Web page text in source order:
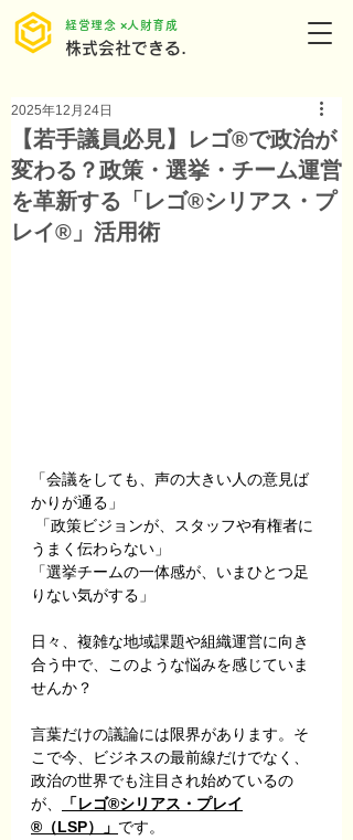
株式会社できる.
​経営理念 ×人財育成
【若手議員必見】レゴ®で政治が
変わる？政策・選挙・チーム運営
を革新する「レゴ®シリアス・プ
レイ®」活用術
2025年12月24日
「会議をしても、声の大きい人の意見ば
かりが通る」
うまく伝わらない」
「選挙チームの一体感が、いまひとつ足
りない気がする」
日々、複雑な地域課題や組織運営に向き
合う中で、このような悩みを感じていま
せんか？
言葉だけの議論には限界があります。そ
こで今、ビジネスの最前線だけでなく、
政治の世界でも注目され始めているの
が、
「レゴ®シリアス・プレイ
®（LSP）」 です。